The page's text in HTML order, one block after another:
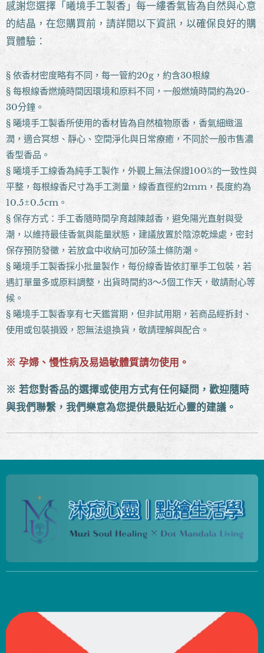
感謝您選擇「曦境手工製香」每一縷香氣皆為自然與心意
的結晶，在您購買前，請詳閱以下資訊，以確保良好的購
買體驗：
§ 依香材密度略有不同，每一管約20g，約含30根線
§ 每根線香燃燒時間因環境和原料不同，一般燃燒時間約為20-
30分鐘。
§ 曦境手工製香所使用的香材皆為自然植物原香，香氣細緻溫
潤，適合冥想、靜心、空間淨化與日常療癒，不同於一般市售濃
香型香品。
§ 曦境手工線香為純手工製作，外觀上無法保證100%的一致性與
平整，每根線香尺寸為手工測量，線香直徑約2mm，長度約為
10.5±0.5cm。
§ 保存方式：手工香隨時間孕育越陳越香，避免陽光直射與受
潮，以維持最佳香氣與能量狀態，建議放置於陰涼乾燥處，密封
保存預防發黴，若放盒中收納可加矽藻土條防潮。
§ 曦境手工製香採小批量製作，每份線香皆依訂單手工包裝，若
遇訂單量多或原料調整，出貨時間約3～5個工作天，敬請耐心等
候。
§ 曦境手工製香享有七天鑑賞期，但非試用期，若商品經拆封、
使用或包裝損毀，恕無法退換貨，敬請理解與配合。
※ 孕婦、慢性病及易過敏體質請勿使用。
※ 若您對香品的選擇或使用方式有任何疑問，歡迎隨時
與我們聯繫，我們樂意為您提供最貼近心靈的建議。